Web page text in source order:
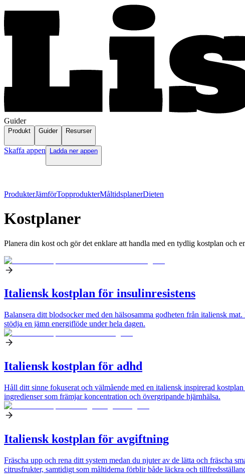
Guider
Produkt Guider Resurser
Skaffa appen Ladda ner appen
ProdukterJämförTopprodukterMåltidsplanerDieten
Kostplaner
Planera din kost och gör det enklare att handla med en tydlig kostplan och
Italiensk kostplan för insulinresistens
Balansera ditt blodsocker med den hälsosamma godheten från italiensk
stödja en jämn energiflöde under hela dagen.
Italiensk kostplan för adhd
Håll ditt sinne fokuserat och välmående med en italiensk inspirerad
ingredienser som främjar koncentration och övergripande hjärnhälsa.
Italiensk kostplan för avgiftning
Fräscha upp och rena ditt system medan du njuter av de lätta och fräscha
citrusfrukter, samtidigt som måltiderna förblir både läckra och